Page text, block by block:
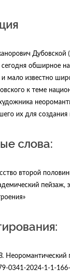
Дубовской
сегодня обширное
мало известно
к теме
их для
слова:
второй
Неоромантический
0341-2024-1-1-